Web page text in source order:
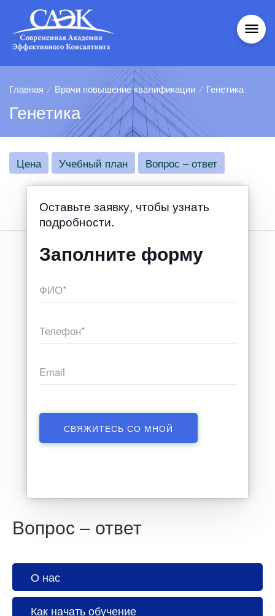

Главная / Врачи повышение квалификации / Генетика
Генетика
Цена Учебный план Вопрос – ответ
Оставьте заявку, чтобы узнать
подробности.
Заполните форму
ФИО*
Телефон*
Email
Вопрос – ответ
О нас
Как начать обучение